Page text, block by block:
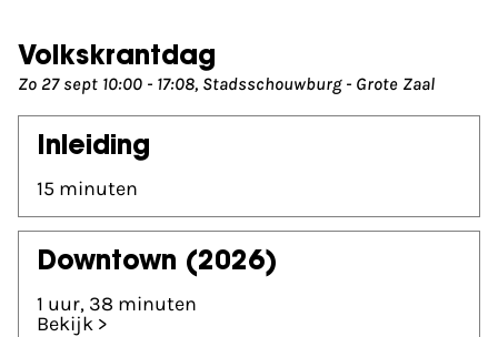
Volkskrantdag
Zo 27 sept 10:00 - 17:08, Stadsschouwburg - Grote Zaal
Inleiding
15 minuten
Downtown (2026)
1 uur, 38 minuten
Bekijk >